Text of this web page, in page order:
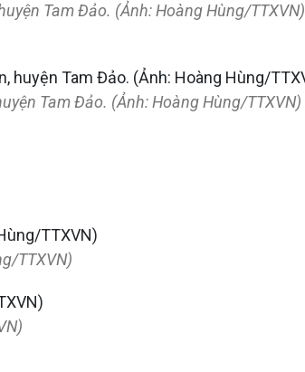
Tam Đảo. (Ảnh: Hoàng Hùng/TTXVN)
Tam Đảo. (Ảnh: Hoàng Hùng/TTXVN)
TTXVN)